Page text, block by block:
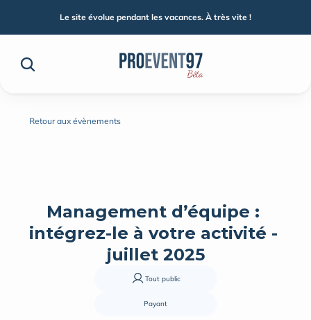
Retour aux évènements
Management d’équipe :
intégrez-le à votre activité -
juillet 2025
Tout public
Payant
Le site évolue pendant les vacances. À très vite !